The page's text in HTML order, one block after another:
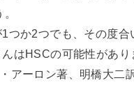
つか2つでも、その度合
はHSCの可能性があり
アーロン著、明橋大二